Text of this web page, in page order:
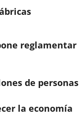
reglamentar
de personas
la economía